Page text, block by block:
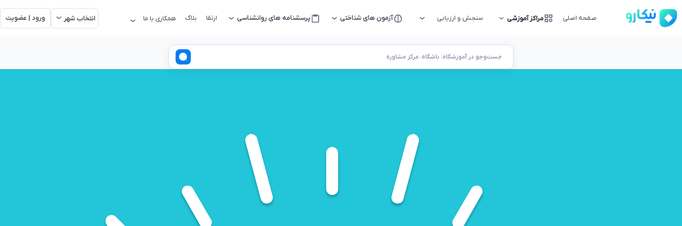
صفحه اصلی مراکز آموزشی سنجش و ارزیابی آزمون های شناختی پرسشنامه های روانشناسی ارتقا بلاگ همکاری با ما انتخاب شهر ورود | عضویت
جست‌وجو در آموزشگاه، باشگاه، مرکز مشاوره